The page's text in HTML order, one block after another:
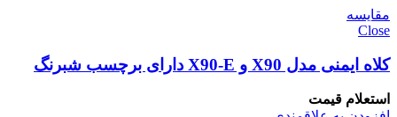
مقایسه
Close
کلاه ایمنی مدل X90 و X90-E دارای برچسب شبرنگ
استعلام قیمت